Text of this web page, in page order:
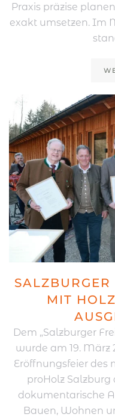
Praxis präzise
exakt umsetzen. Im
MIT
Dem „Salzburger
wurde am 19. März
Eröffnungsfeier des
proHolz Salzburg
dokumentarische
Bauen, Wohnen